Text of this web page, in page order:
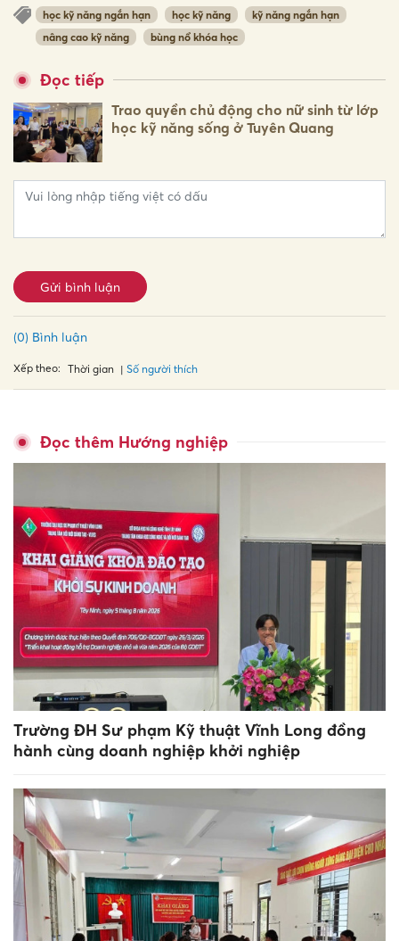
học kỹ năng ngắn hạn học kỹ năng
kỹ năng ngắn hạn
nâng cao kỹ năng
bùng nổ khóa học
Đọc tiếp
Trao quyền chủ động cho nữ sinh từ lớp
học kỹ năng sống ở Tuyên Quang
Gửi bình luận
(0) Bình luận
Xếp theo: Thời gian Số người thích
Đọc thêm Hướng nghiệp
Trường ĐH Sư phạm Kỹ thuật Vĩnh Long đồng
hành cùng doanh nghiệp khởi nghiệp